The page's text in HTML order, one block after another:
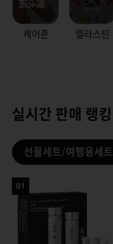
케어존 엘라스틴
실시간 판매 랭킹
선물세트/여행용세트
01